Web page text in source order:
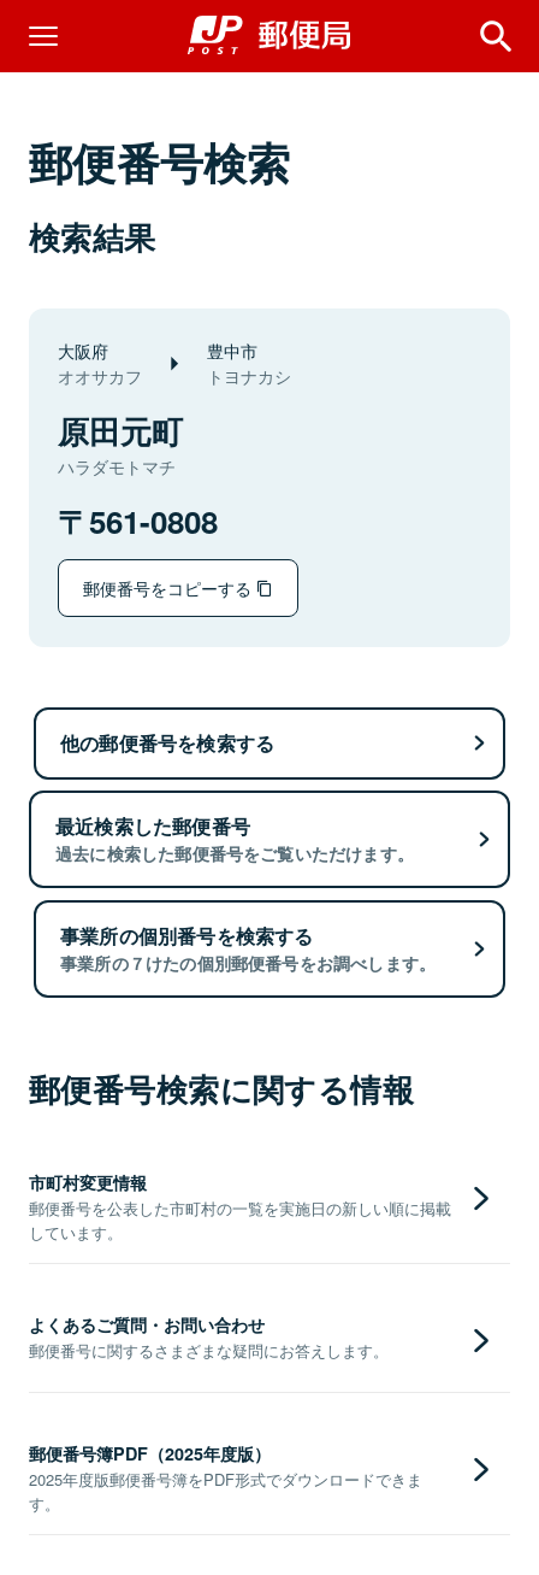
郵便番号検索
検索結果
大阪府
オオサカフ
豊中市
トヨナカシ
原田元町
ハラダモトマチ
561-0808
郵便番号をコピーする
他の郵便番号を検索する
最近検索した郵便番号
過去に検索した郵便番号をご覧いただけます。
事業所の個別番号を検索する
事業所の７けたの個別郵便番号をお調べします。
郵便番号検索に関する情報
市町村変更情報
郵便番号を公表した市町村の一覧を実施日の新しい順に掲載
しています。
よくあるご質問・お問い合わせ
郵便番号に関するさまざまな疑問にお答えします。
郵便番号簿PDF（2025年度版）
2025年度版郵便番号簿をPDF形式でダウンロードできま
す。